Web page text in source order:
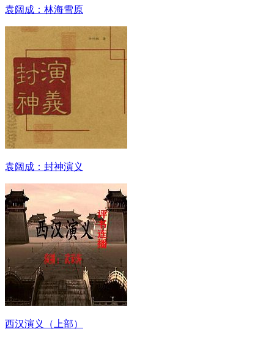
袁阔成：林海雪原
袁阔成：封神演义
西汉演义（上部）